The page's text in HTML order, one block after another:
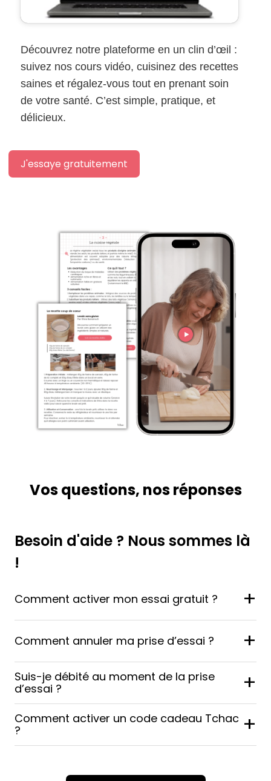
Découvrez notre plateforme en un clin d’œil :
suivez nos cours vidéo, cuisinez des recettes
saines et régalez-vous tout en prenant soin
de votre santé. C’est simple, pratique, et
délicieux.
J'essaye gratuitement
Vos questions, nos réponses
Besoin d'aide ? Nous sommes là
!
Comment activer mon essai gratuit ? +
Comment annuler ma prise d’essai ? +
Suis-je débité au moment de la prise
d’essai ?
+
Comment activer un code cadeau Tchac
?
+